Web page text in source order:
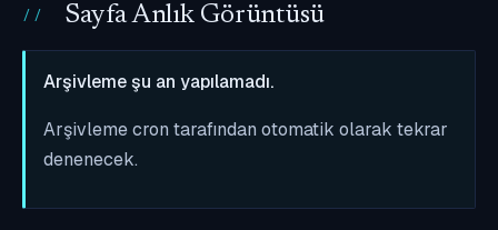
Sayfa Anlık Görüntüsü
Arşivleme şu an yapılamadı.
Arşivleme cron tarafından otomatik olarak tekrar
denenecek.